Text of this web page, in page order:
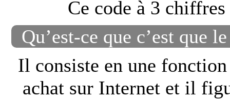
Ce code à 3
Qu’est-ce que c’est que
Il consiste en une
achat sur Internet et il